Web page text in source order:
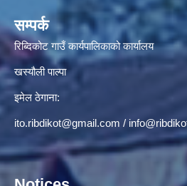
सम्पर्क
रिब्दिकोट गाउँ कार्यपालिकाको कार्यालय
खस्यौली पाल्पा
इमेल ठेगाना:
ito.ribdikot@gmail.com /